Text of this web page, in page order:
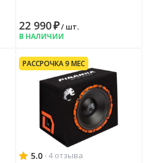
22 990₽/ шт.
В НАЛИЧИИ
РАССРОЧКА 9 МЕС
5.0 · 4 отзыва